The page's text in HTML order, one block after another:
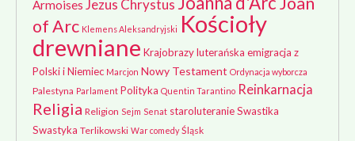
Armoises Jezus Chrystus
of Arc Klemens Aleksandryjski Kościoły
drewniane Krajobrazyluterańska emigracja z
Polski i Niemiec Marcjon Nowy Testament Ordynacja wyborcza
Palestyna Parlament Polityka Quentin Tarantino Reinkarnacja
Religia Religion Sejm Senat staroluteranieSwastika
Swastyka Terlikowski War comedy Śląsk